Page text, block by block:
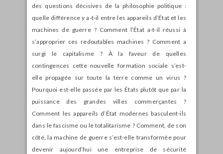
des questions décisives de la philosophie politique :
quelle différence y a-t-il entre les appareils d’État et les
machines de guerre ? Comment l’État a-t-il réussi à
s’approprier ces redoutables machines ? Comment a
surgi le capitalisme ? À la faveur de quelles
contingences cette nouvelle formation sociale s’est-
elle propagée sur toute la terre comme un virus ?
Pourquoi est-elle passée par les États plutôt que par la
puis­sance des grandes villes commerçantes ?
Comment les appareils d’État modernes basculent-ils
dans le fascisme ou le totalitarisme ? Comment, de son
côté, la machine de guerre s’est-elle transformée pour
devenir aujourd’hui une entreprise de sécurité